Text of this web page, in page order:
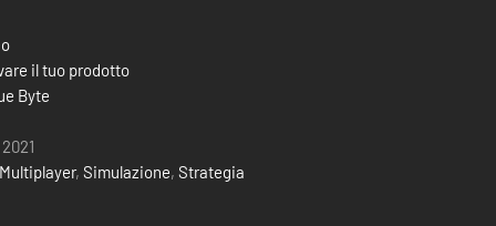
il tuo prodotto
Byte
Multiplayer, Simulazione, Strategia